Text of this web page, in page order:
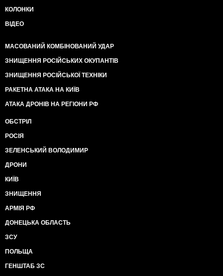
КОЛОНКИ
ВІДЕО
МАСОВАНИЙ КОМБІНОВАНИЙ УДАР
ЗНИЩЕННЯ РОСІЙСЬКИХ ОКУПАНТІВ
ЗНИЩЕННЯ РОСІЙСЬКОЇ ТЕХНІКИ
РАКЕТНА АТАКА НА КИЇВ
АТАКА ДРОНІВ НА РЕГІОНИ РФ
ОБСТРІЛ
РОСІЯ
ЗЕЛЕНСЬКИЙ ВОЛОДИМИР
ДРОНИ
КИЇВ
ЗНИЩЕННЯ
АРМІЯ РФ
ДОНЕЦЬКА ОБЛАСТЬ
ЗСУ
ПОЛЬЩА
ГЕНШТАБ ЗС